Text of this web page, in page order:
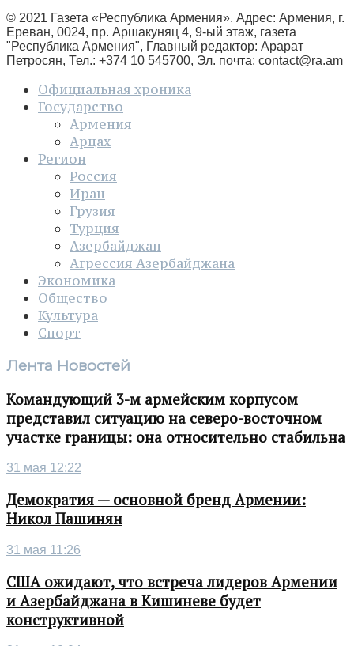
© 2021 Газета «Республика Армения». Адрес: Армения, г.
Ереван, 0024, пр. Аршакуняц 4, 9-ый этаж, газета
"Республика Армения", Главный редактор: Арарат
Петросян, Тел.: +374 10 545700, Эл. почта: contact@ra.am
Официальная хроника
Государство
Армения
Арцах
Регион
Россия
Иран
Грузия
Турция
Азербайджан
Агрессия Азербайджана
Экономика
Общество
Культура
Спорт
Лента Новостей
Командующий 3-м армейским корпусом
представил ситуацию на северо-восточном
участке границы: она относительно стабильна
31 мая 12:22
Демократия — основной бренд Армении:
Никол Пашинян
31 мая 11:26
США ожидают, что встреча лидеров Армении
и Азербайджана в Кишиневе будет
конструктивной